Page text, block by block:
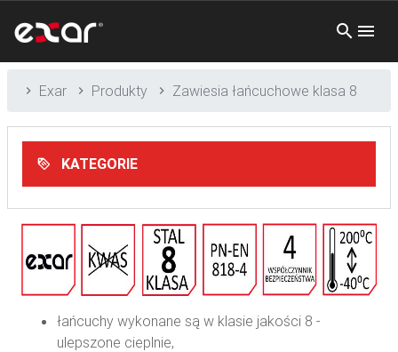
Exar Produkty Zawiesia łańcuchowe klasa 8
KATEGORIE
łańcuchy wykonane są w klasie jakości 8 -
ulepszone cieplnie,